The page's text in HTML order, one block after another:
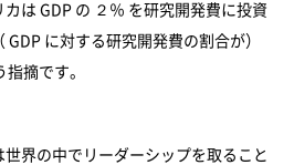
は GDP の ２％ を研究開発費に投資
GDP に対する研究開発費の割合が）
摘です。
界の中でリーダーシップを取ること